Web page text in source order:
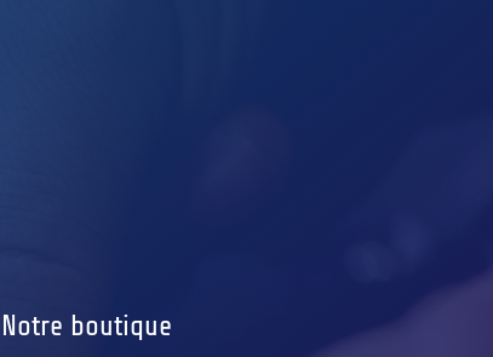
Notre boutique